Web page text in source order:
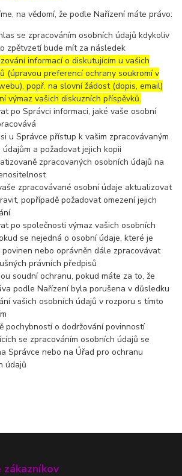
na vědomí, že podle Nařízení máte právo:
se zpracováním osobních údajů kdykoliv
zpětvzetí bude mít za následek
informací o diskutujícím u vašich
(úpravou preferencí ochrany soukromí v
popř. na slovní žádost (dopis, email)
výmaz vašich diskuzních příspěvků.
po Správci informaci, jaké vaše osobní
u Správce přístup k vašim zpracovávaným
údajům a požadovat jejich kopii
zpracovaných osobních údajů na
zpracovávané osobní údaje aktualizovat
popřípadě požadovat omezení jejich
po společnosti výmaz vašich osobních
se nejedná o osobní údaje, které je
povinen nebo oprávněn dále zpracovávat
právních předpisů
soudní ochranu, pokud máte za to, že
podle Nařízení byla porušena v důsledku
vašich osobních údajů v rozporu s tímto
pochybností o dodržování povinností
se zpracováním osobních údajů se
Správce nebo na Úřad pro ochranu
údajů